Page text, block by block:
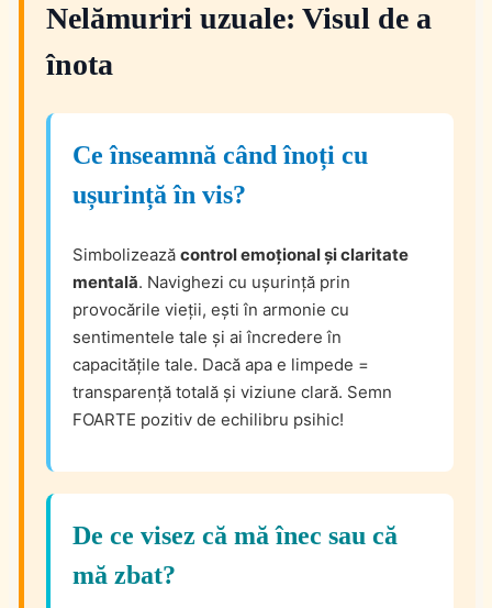
Nelămuriri uzuale: Visul de a
înota
Ce înseamnă când înoți cu
ușurință în vis?
Simbolizează control emoțional și claritate
mentală. Navighezi cu ușurință prin
provocările vieții, ești în armonie cu
sentimentele tale și ai încredere în
capacitățile tale. Dacă apa e limpede =
transparență totală și viziune clară. Semn
FOARTE pozitiv de echilibru psihic!
De ce visez că mă înec sau că
mă zbat?